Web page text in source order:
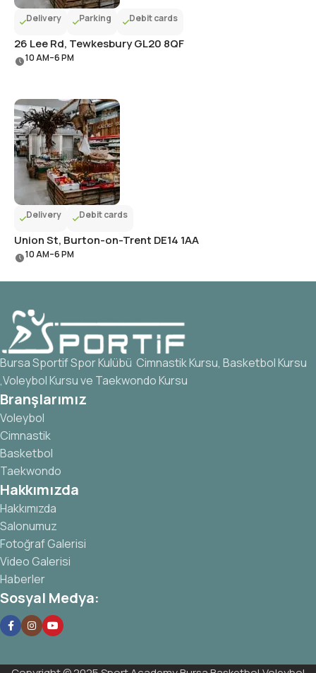
Delivery Parking Debit cards
26 Lee Rd, Tewkesbury GL20 8QF
10 AM–6 PM
Delivery Debit cards
Union St, Burton-on-Trent DE14 1AA
10 AM–6 PM
Bursa Sportif Spor Kulübü Cimnastik Kursu, Basketbol Kursu
,Voleybol Kursu ve Taekwondo Kursu
Branşlarımız
Voleybol
Cimnastik
Basketbol
Taekwondo
Hakkımızda
Hakkımızda
Salonumuz
Fotoğraf Galerisi
Video Galerisi
Haberler
Sosyal Medya: